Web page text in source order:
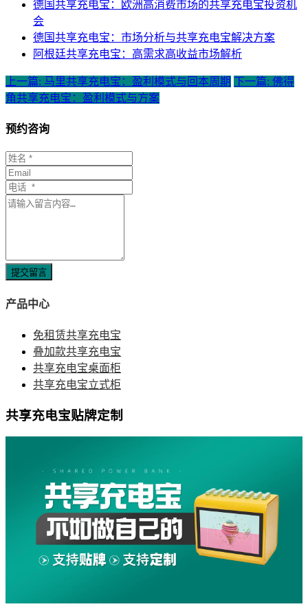
德国共享充电宝：欧洲高消费市场的共享充电宝投资机
会
德国共享充电宝：市场分析与共享充电宝解决方案
阿根廷共享充电宝：高需求高收益市场解析
上一篇: 马里共享充电宝：盈利模式与回本周期 下一篇: 佛得
角共享充电宝：盈利模式与方案
预约咨询
提交留言
产品中心
免租赁共享充电宝
叠加款共享充电宝
共享充电宝桌面柜
共享充电宝立式柜
共享充电宝贴牌定制